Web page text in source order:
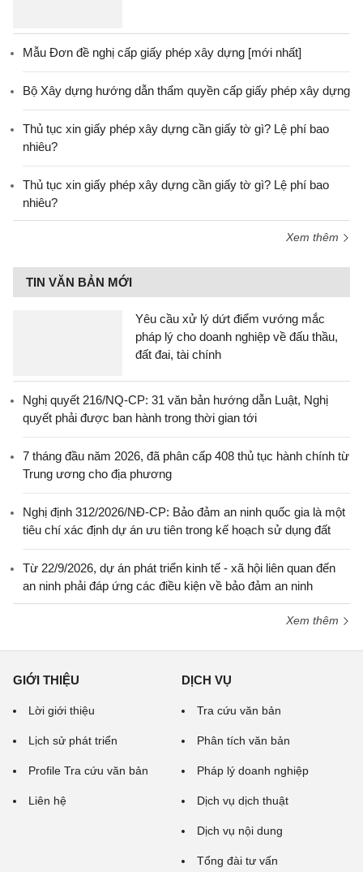
Mẫu Đơn đề nghị cấp giấy phép xây dựng [mới nhất]
Bộ Xây dựng hướng dẫn thẩm quyền cấp giấy phép xây dựng
Thủ tục xin giấy phép xây dựng cần giấy tờ gì? Lệ phí bao
nhiêu?
Thủ tục xin giấy phép xây dựng cần giấy tờ gì? Lệ phí bao
nhiêu?
Xem thêm
TIN VĂN BẢN MỚI
Yêu cầu xử lý dứt điểm vướng mắc
pháp lý cho doanh nghiệp về đấu thầu,
đất đai, tài chính
Nghị quyết 216/NQ-CP: 31 văn bản hướng dẫn Luật, Nghị
quyết phải được ban hành trong thời gian tới
7 tháng đầu năm 2026, đã phân cấp 408 thủ tục hành chính từ
Trung ương cho địa phương
Nghị định 312/2026/NĐ-CP: Bảo đảm an ninh quốc gia là một
tiêu chí xác định dự án ưu tiên trong kế hoạch sử dụng đất
Từ 22/9/2026, dự án phát triển kinh tế - xã hội liên quan đến
an ninh phải đáp ứng các điều kiện về bảo đảm an ninh
Xem thêm
GIỚI THIỆU
Lời giới thiệu
Lịch sử phát triển
Profile Tra cứu văn bản
Liên hệ
DỊCH VỤ
Tra cứu văn bản
Phân tích văn bản
Pháp lý doanh nghiệp
Dịch vụ dịch thuật
Dịch vụ nội dung
Tổng đài tư vấn